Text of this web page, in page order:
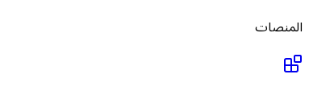
المنصات